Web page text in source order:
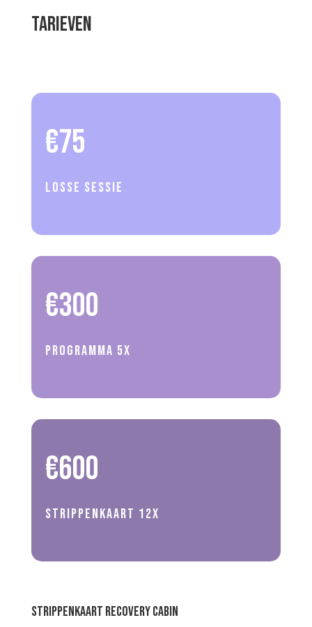
Tarieven
€75
Losse sessie
€300
Programma 5x
€600
Strippenkaart 12x
Strippenkaart Recovery Cabin